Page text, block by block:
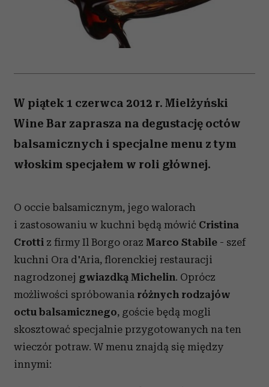
W piątek 1 czerwca 2012 r. Mielżyński
Wine Bar zaprasza na degustację octów
balsamicznych i specjalne menu z tym
włoskim specjałem w roli głównej.
O occie balsamicznym, jego walorach
i zastosowaniu w kuchni będą mówić Cristina
Crotti z firmy Il Borgo oraz Marco Stabile - szef
kuchni Ora d'Aria, florenckiej restauracji
nagrodzonej gwiazdką Michelin. Oprócz
możliwości spróbowania różnych rodzajów
octu balsamicznego, goście będą mogli
skosztować specjalnie przygotowanych na ten
wieczór potraw. W menu znajdą się między
innymi: